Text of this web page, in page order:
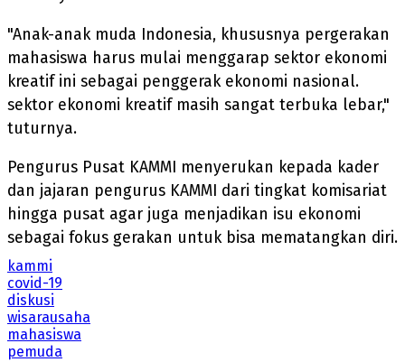
"Anak-anak muda Indonesia, khususnya pergerakan
mahasiswa harus mulai menggarap sektor ekonomi
kreatif ini sebagai penggerak ekonomi nasional.
sektor ekonomi kreatif masih sangat terbuka lebar,"
tuturnya.
Pengurus Pusat KAMMI menyerukan kepada kader
dan jajaran pengurus KAMMI dari tingkat komisariat
hingga pusat agar juga menjadikan isu ekonomi
sebagai fokus gerakan untuk bisa mematangkan diri.
kammi
covid-19
diskusi
wisarausaha
mahasiswa
pemuda